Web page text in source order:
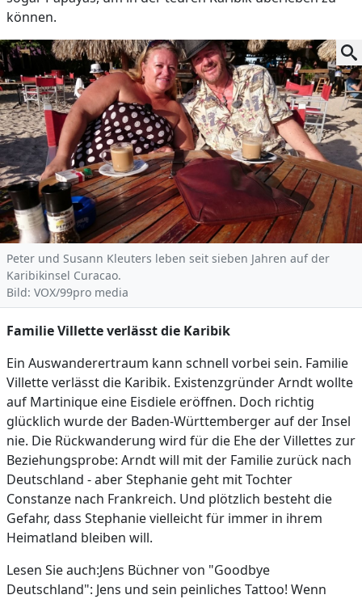
können.
Peter und Susann Kleuters leben seit sieben Jahren auf der
Karibikinsel Curacao.
Bild: VOX/99pro media
Familie Villette verlässt die Karibik
Ein Auswanderertraum kann schnell vorbei sein. Familie
Villette verlässt die Karibik. Existenzgründer Arndt wollte
auf Martinique eine Eisdiele eröffnen. Doch richtig
glücklich wurde der Baden-Württemberger auf der Insel
nie. Die Rückwanderung wird für die Ehe der Villettes zur
Beziehungsprobe: Arndt will mit der Familie zurück nach
Deutschland - aber Stephanie geht mit Tochter
Constanze nach Frankreich. Und plötzlich besteht die
Gefahr, dass Stephanie vielleicht für immer in ihrem
Heimatland bleiben will.
Lesen Sie auch:Jens Büchner von "Goodbye
Deutschland": Jens und sein peinliches Tattoo! Wenn